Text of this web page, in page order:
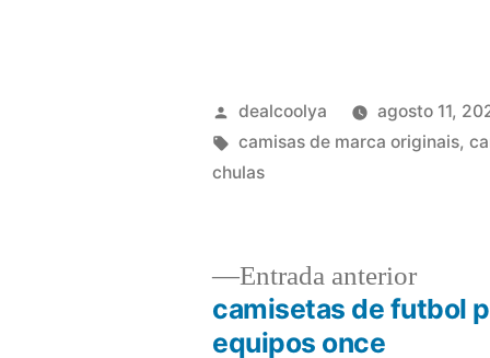
Publicado
por
dealcoolya agosto 11,
Etiquetas:
camisas de marca originais,
chulas
Navegación
Entrada anteriorEntrada
camisetas de futbol
equipos once